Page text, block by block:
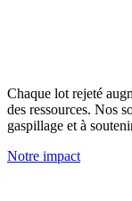
Chaque lot rejeté
des ressources. Nos
gaspillage et à
Notre impact